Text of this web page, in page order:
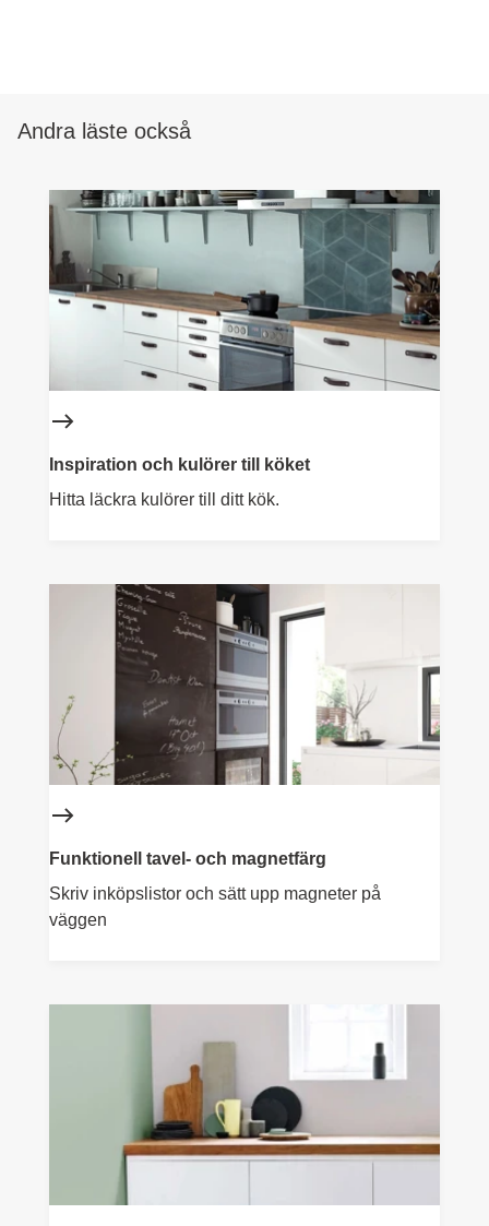
Andra läste också
Inspiration och kulörer till köket
Hitta läckra kulörer till ditt kök.
Funktionell tavel- och magnetfärg
Skriv inköpslistor och sätt upp magneter på
väggen